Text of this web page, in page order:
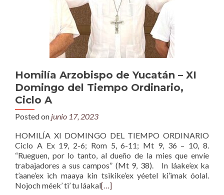
Homilía Arzobispo de Yucatán – XI
Domingo del Tiempo Ordinario,
Ciclo A
Posted on junio 17, 2023
HOMILÍA XI DOMINGO DEL TIEMPO ORDINARIO
Ciclo A Ex 19, 2-6; Rom 5, 6-11; Mt 9, 36 – 10, 8.
“Rueguen, por lo tanto, al dueño de la mies que envíe
trabajadores a sus campos” (Mt 9, 38). In láake’ex ka
t’aane’ex ich maaya kin tsikike’ex yéetel ki’imak óolal.
Nojoch méek’ ti’ tu láakal[…]